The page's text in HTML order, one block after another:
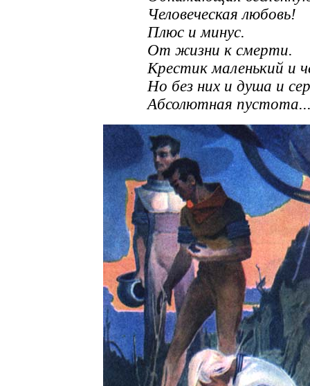
Человеческая любовь!
Плюс и минус.
От жизни к смерти.
Крестик маленький и
Но без них и душа и
Абсолютная